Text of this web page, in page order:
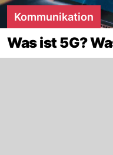
Kommunikation
Was ist 5G?